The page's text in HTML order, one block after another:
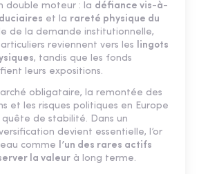
double moteur : la défiance vis-à-
et la rareté physique du
de la demande institutionnelle,
reviennent vers les lingots
, tandis que les fonds
leurs expositions.
obligataire, la remontée des
et les risques politiques en Europe
de stabilité. Dans un
devient essentielle, l’or
comme l’un des rares actifs
la valeur à long terme.